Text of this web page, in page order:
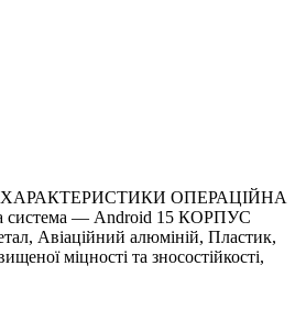
ХАРАКТЕРИСТИКИ ОПЕРАЦІЙНА
— Android 15 КОРПУС
Авіаційний алюміній, Пластик,
міцності та зносостійкості,